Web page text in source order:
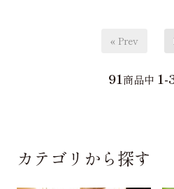
« Prev
91商品中 1-
カテゴリから探す